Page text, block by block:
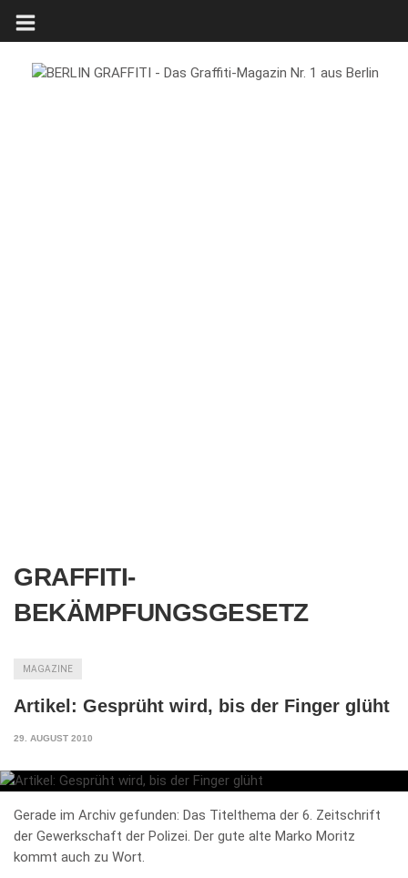
GRAFFITI-
BEKÄMPFUNGSGESETZ
MAGAZINE
Artikel: Gesprüht wird, bis der Finger glüht
29. AUGUST 2010
Gerade im Archiv gefunden: Das Titelthema der 6. Zeitschrift
der Gewerkschaft der Polizei. Der gute alte Marko Moritz
kommt auch zu Wort.